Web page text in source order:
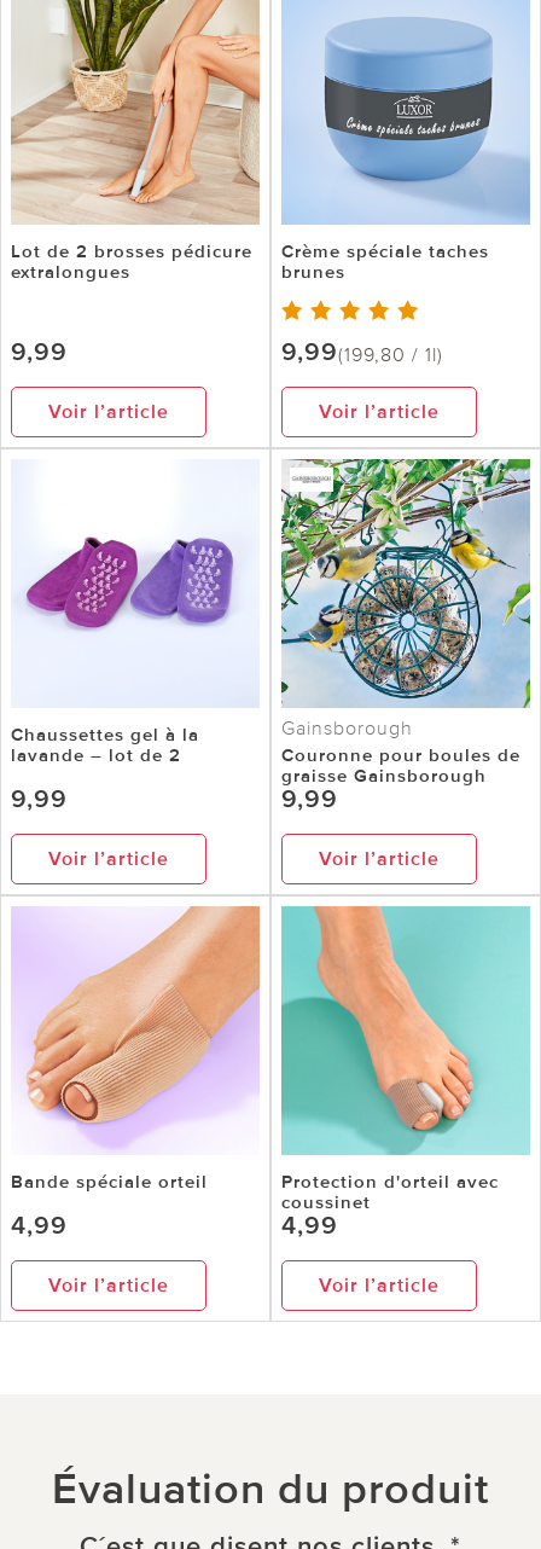
Lot de 2 brosses pédicure
extralongues
9,99
Voir l’article
Crème spéciale taches
brunes
9,99(199,80 / 1l)
Voir l’article
Chaussettes gel à la
lavande – lot de 2
9,99
Voir l’article
Gainsborough
Couronne pour boules de
graisse Gainsborough
9,99
Voir l’article
Bande spéciale orteil
4,99
Voir l’article
Protection d'orteil avec
coussinet
4,99
Voir l’article
Évaluation du produit